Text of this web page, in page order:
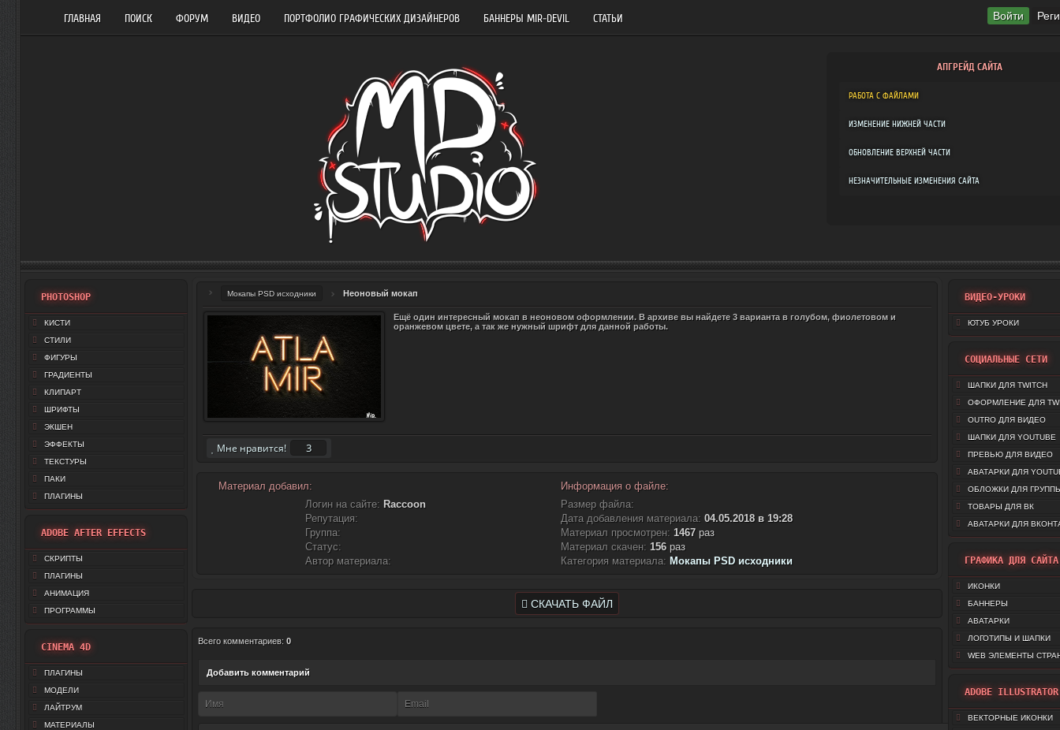
Войти
ГЛАВНАЯ ПОИСК ФОРУМ ВИДЕО ПОРТФОЛИО ГРАФИЧЕСКИХ ДИЗАЙНЕРОВ БАННЕРЫ MIR-DEVIL СТАТЬИ
АПГРЕЙД САЙТА
РАБОТА С ФАЙЛАМИ
ИЗМЕНЕНИЕ НИЖНЕЙ ЧАСТИ
ОБНОВЛЕНИЕ ВЕРХНЕЙ ЧАСТИ
НЕЗНАЧИТЕЛЬНЫЕ ИЗМЕНЕНИЯ САЙТА
ВИДЕО-УРОКИ
ЮТУБ УРОКИ
СОЦИАЛЬНЫЕ СЕТИ
ШАПКИ ДЛЯ TWITCH
ОФОРМЛЕНИЕ ДЛЯ
OUTRO ДЛЯ ВИДЕО
ШАПКИ ДЛЯ YOUTUBE
ПРЕВЬЮ ДЛЯ ВИДЕО
АВАТАРКИ ДЛЯ
ОБЛОЖКИ ДЛЯ
ТОВАРЫ ДЛЯ ВК
АВАТАРКИ ДЛЯ
ГРАФИКА ДЛЯ САЙТА
ИКОНКИ
БАННЕРЫ
АВАТАРКИ
ЛОГОТИПЫ И ШАПКИ
WEB ЭЛЕМЕНТЫ
ADOBE ILLUSTRATOR
ВЕКТОРНЫЕ ИКОНКИ
PHOTOSHOP
КИСТИ
СТИЛИ
ФИГУРЫ
ГРАДИЕНТЫ
КЛИПАРТ
ШРИФТЫ
ЭКШЕН
ЭФФЕКТЫ
ТЕКСТУРЫ
ПАКИ
ПЛАГИНЫ
ADOBE AFTER EFFECTS
СКРИПТЫ
ПЛАГИНЫ
АНИМАЦИЯ
ПРОГРАММЫ
CINEMA 4D
ПЛАГИНЫ
МОДЕЛИ
ЛАЙТРУМ
МАТЕРИАЛЫ
Мокапы PSD исходники Неоновый мокап
Ещё один интересный мокап в неоновом оформлении. В архиве вы найдете 3 варианта в голубом, фиолетовом и
оранжевом цвете, а так же нужный шрифт для данной работы.
Мне нравится! 3
Материал добавил:
Логин на сайте: Raccoon
Репутация:
Группа:
Статус:
Автор материала:
Информация о файле:
Размер файла:
Дата добавления материала: 04.05.2018 в 19:28
Материал просмотрен: 1467 раз
Материал скачен: 156 раз
Категория материала: Мокапы PSD исходники
СКАЧАТЬ ФАЙЛ
Всего комментариев: 0
Добавить комментарий